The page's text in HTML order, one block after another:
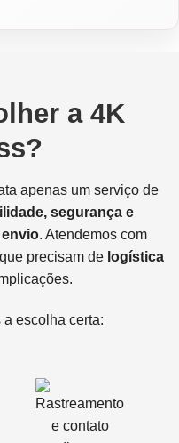
a 4K
apenas um serviço de
segurança e
. Atendemos com
precisam de logística
escolha certa: